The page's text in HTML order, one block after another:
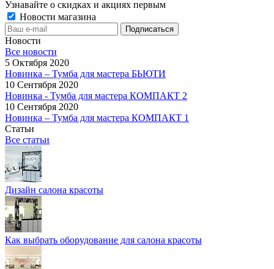
Узнавайте о скидках и акциях первым
Новости магазина
Новости
Все новости
5 Октября 2020
Новинка – Тумба для мастера БЬЮТИ
10 Сентября 2020
Новинка - Тумба для мастера КОМПАКТ 2
10 Сентября 2020
Новинка – Тумба для мастера КОМПАКТ 1
Статьи
Все статьи
Дизайн салона красоты
Как выбрать оборудование для салона красоты